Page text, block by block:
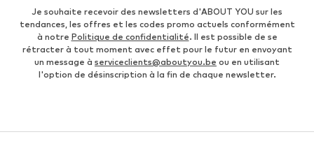
Je souhaite recevoir des newsletters d'ABOUT YOU sur les
tendances, les offres et les codes promo actuels conformément
à notre Politique de confidentialité. Il est possible de se
rétracter à tout moment avec effet pour le futur en envoyant
un message à serviceclients@aboutyou.be ou en utilisant
l'option de désinscription à la fin de chaque newsletter.